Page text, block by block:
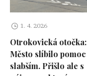
1. 4. 2026
Otrokovická otočka:
Město slíbilo pomoc
slabším. Přišlo ale s